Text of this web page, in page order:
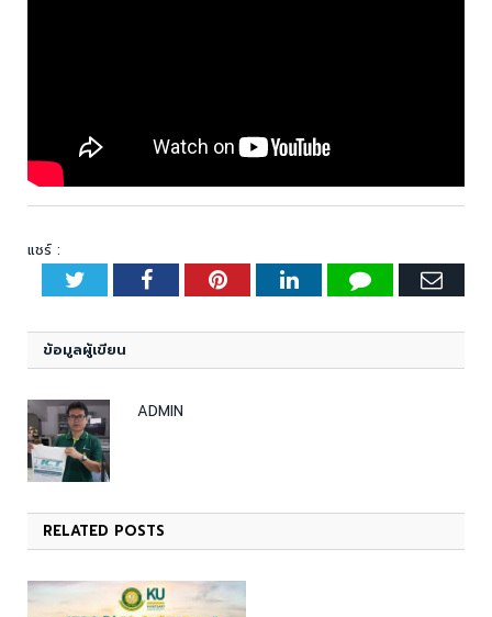
แชร์ :
TwitterFacebookPinterestLinkedInTumblr
ข้อมูลผู้เขียน
ADMIN
RELATED POSTS